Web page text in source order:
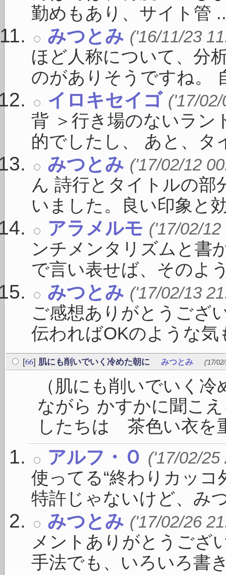
勤めもあり、サイト管
みつとみ ('16/11/23
ほど人称について、分
のがありそうですね。
イロキセイゴ ('17/
背 ＞行き場のないラン
的でしたし、 あと、タ
みつとみ ('17/02/12
ん 詩行とタイトルの部
いました。良い印象と
アラメルモ ('17/02/
ンチメンタリズムと書
で言い表せば、そのよ
みつとみ ('17/02/13
ご感想ありがとうござ
伝わればOKのような気
[66] 肌にも削いでいく冷めた朝に みつとみ ('17/
（肌にも削いでいく
ながら かすかに聞こ
したちは 茶色い衣を
アルフ・Ｏ ('17/02/25
使ってる“終わりカッコ
特許じゃないけど、み
みつとみ ('17/02/26
メントありがとうござ
手法でも、いろいろ書